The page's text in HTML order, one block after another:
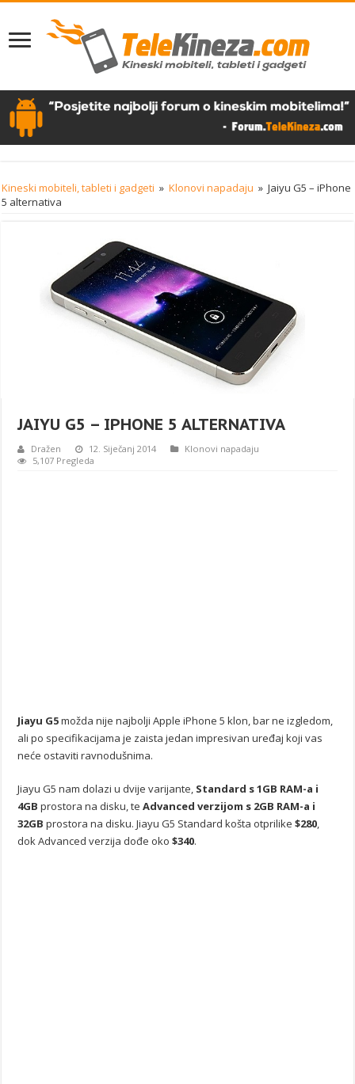
Kineski mobiteli, tableti i gadgeti » Klonovi napadaju » Jaiyu G5 – iPhone
5 alternativa
JAIYU G5 – IPHONE 5 ALTERNATIVA
Dražen 12. Siječanj 2014
Klonovi napadaju
5,107 Pregleda
Jiayu G5možda nije najbolji Apple iPhone 5 klon, bar ne izgledom,
ali po specifikacijama je zaista jedan impresivan uređaj koji vas
neće ostaviti ravnodušnima.
Jiayu G5 nam dolazi u dvije varijante, Standard s 1GB RAM-a i
4GB prostora na disku, teAdvanced verzijom s 2GB RAM-a i
32GB prostora na disku. Jiayu G5 Standard košta otprilike$280,
dok Advanced verzija dođe oko$340.